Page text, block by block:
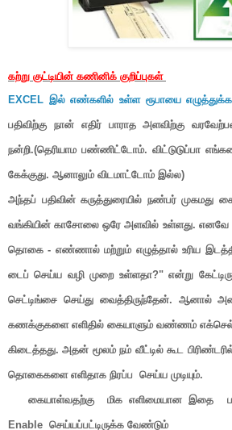
கற்று குட்டியின் கணினிக் குறிப்புகள்
EXCEL இல் எண்களில் உள்ள ரூபாயை
பதிவிற்கு நான் எதிர் பாராத அளவிற்கு
நன்றி.(தெரியாம பண்ணிட்டோம். விட்டுடுப்பா
கேக்குது. ஆனாலும் விடமாட்டோம் இல்ல)
அந்தப் பதிவின் கருத்துரையில் நண்பர் முகமது
வங்கியின் காசோலை ஒரே அளவில் உள்ளது. எனவே
தொகை - எண்ணால் மற்றும் எழுத்தால் உரிய
டைப் செய்ய வழி முறை உள்ளதா?" என்று
செட்டிங்சை செய்து வைத்திருந்தேன். ஆனால்
கணக்குகளை எளிதில் கையாளும் வண்ணம்
கிடைத்தது. அதன் மூலம் நம் வீட்டில் கூட
தொகைகளை எளிதாக நிரப்ப செய்ய முடியும்.
கையாள்வதற்கு மிக எளிமையான இதை
Enable செய்யப்பட்டிருக்க வேண்டும்